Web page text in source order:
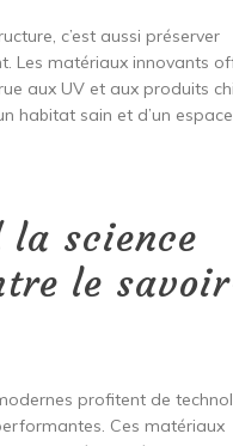
c’est aussi préserver
Les matériaux innovants
aux UV et aux produits
habitat sain et d’un
la science
le
profitent de
Ces matériaux